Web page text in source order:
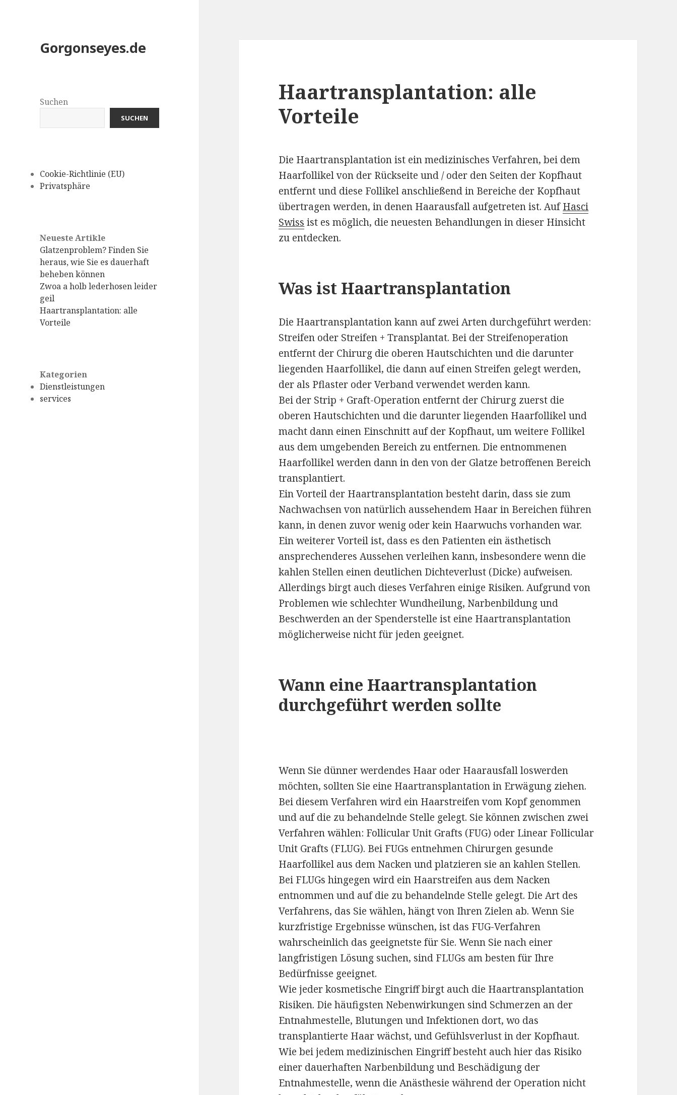
Gorgonseyes.de
Suchen
SUCHEN
Cookie-Richtlinie (EU)
Privatsphäre
Neueste Artikle
Glatzenproblem? Finden Sie
heraus, wie Sie es dauerhaft
beheben können
Zwoa a holb lederhosen leider
geil
Haartransplantation: alle
Vorteile
Kategorien
Dienstleistungen
services
Haartransplantation: alle
Vorteile
Die Haartransplantation ist ein medizinisches Verfahren, bei dem
Haarfollikel von der Rückseite und / oder den Seiten der Kopfhaut
entfernt und diese Follikel anschließend in Bereiche der Kopfhaut
übertragen werden, in denen Haarausfall aufgetreten ist. AufHasci
Swiss ist es möglich, die neuesten Behandlungen in dieser Hinsicht
zu entdecken.
Was ist Haartransplantation
Die Haartransplantation kann auf zwei Arten durchgeführt werden:
Streifen oder Streifen + Transplantat. Bei der Streifenoperation
entfernt der Chirurg die oberen Hautschichten und die darunter
liegenden Haarfollikel, die dann auf einen Streifen gelegt werden,
der als Pflaster oder Verband verwendet werden kann.
Bei der Strip + Graft-Operation entfernt der Chirurg zuerst die
oberen Hautschichten und die darunter liegenden Haarfollikel und
macht dann einen Einschnitt auf der Kopfhaut, um weitere Follikel
aus dem umgebenden Bereich zu entfernen. Die entnommenen
Haarfollikel werden dann in den von der Glatze betroffenen Bereich
transplantiert.
Ein Vorteil der Haartransplantation besteht darin, dass sie zum
Nachwachsen von natürlich aussehendem Haar in Bereichen führen
kann, in denen zuvor wenig oder kein Haarwuchs vorhanden war.
Ein weiterer Vorteil ist, dass es den Patienten ein ästhetisch
ansprechenderes Aussehen verleihen kann, insbesondere wenn die
kahlen Stellen einen deutlichen Dichteverlust (Dicke) aufweisen.
Allerdings birgt auch dieses Verfahren einige Risiken. Aufgrund von
Problemen wie schlechter Wundheilung, Narbenbildung und
Beschwerden an der Spenderstelle ist eine Haartransplantation
möglicherweise nicht für jeden geeignet.
Wann eine Haartransplantation
durchgeführt werden sollte
Wenn Sie dünner werdendes Haar oder Haarausfall loswerden
möchten, sollten Sie eine Haartransplantation in Erwägung ziehen.
Bei diesem Verfahren wird ein Haarstreifen vom Kopf genommen
und auf die zu behandelnde Stelle gelegt. Sie können zwischen zwei
Verfahren wählen: Follicular Unit Grafts (FUG) oder Linear Follicular
Unit Grafts (FLUG). Bei FUGs entnehmen Chirurgen gesunde
Haarfollikel aus dem Nacken und platzieren sie an kahlen Stellen.
Bei FLUGs hingegen wird ein Haarstreifen aus dem Nacken
entnommen und auf die zu behandelnde Stelle gelegt. Die Art des
Verfahrens, das Sie wählen, hängt von Ihren Zielen ab. Wenn Sie
kurzfristige Ergebnisse wünschen, ist das FUG-Verfahren
wahrscheinlich das geeignetste für Sie. Wenn Sie nach einer
langfristigen Lösung suchen, sind FLUGs am besten für Ihre
Bedürfnisse geeignet.
Wie jeder kosmetische Eingriff birgt auch die Haartransplantation
Risiken. Die häufigsten Nebenwirkungen sind Schmerzen an der
Entnahmestelle, Blutungen und Infektionen dort, wo das
transplantierte Haar wächst, und Gefühlsverlust in der Kopfhaut.
Wie bei jedem medizinischen Eingriff besteht auch hier das Risiko
einer dauerhaften Narbenbildung und Beschädigung der
Entnahmestelle, wenn die Anästhesie während der Operation nicht